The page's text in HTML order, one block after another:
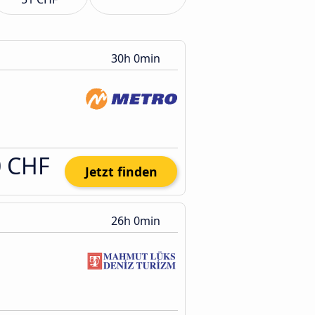
30h 0min
CHF Jetzt finden
26h 0min